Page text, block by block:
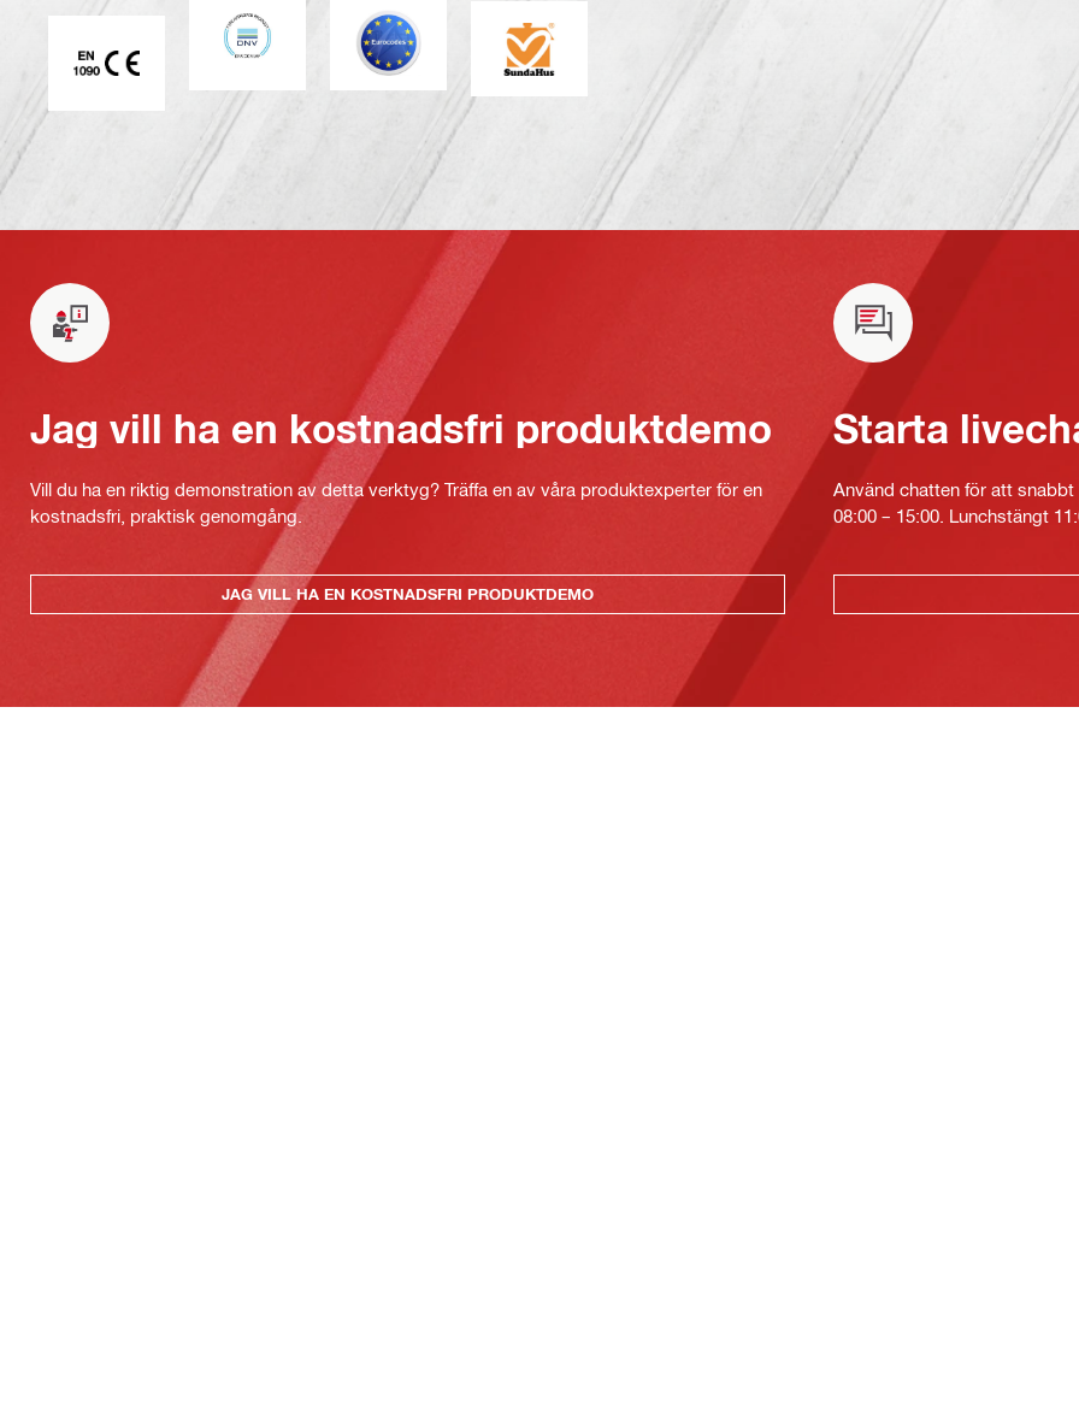
CE EN 1090-märkning
DNV Eurokod SundaHus
Jag vill ha en kostnadsfri produktdemo
Vill du ha en riktig demonstration av detta verktyg? Träffa en av våra produktexperter för en
kostnadsfri, praktisk genomgång.
JAG VILL HA EN KOSTNADSFRI PRODUKTDEMO
Starta
Använd chatten för att
08:00 – 15:00. Lunchstängt